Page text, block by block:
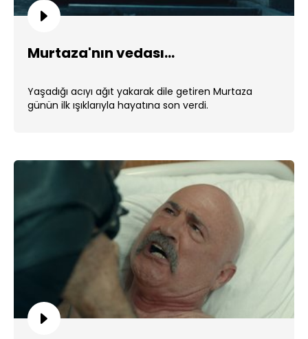
Murtaza'nın vedası...
Yaşadığı acıyı ağıt yakarak dile getiren Murtaza
günün ilk ışıklarıyla hayatına son verdi.